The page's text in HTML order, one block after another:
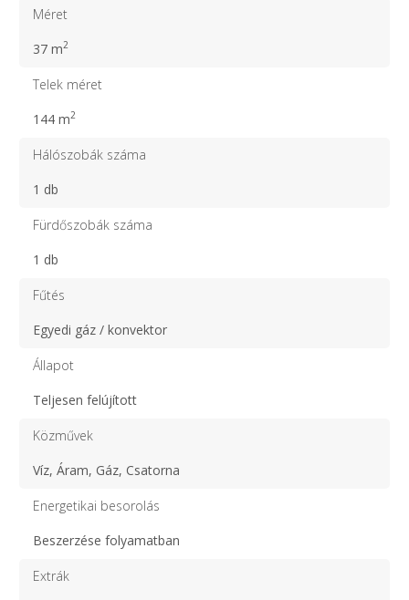
Méret
37 m2
Telek méret
144 m2
Hálószobák száma
1 db
Fürdőszobák száma
1 db
Fűtés
Egyedi gáz / konvektor
Állapot
Teljesen felújított
Közművek
Víz, Áram, Gáz, Csatorna
Energetikai besorolás
Beszerzése folyamatban
Extrák